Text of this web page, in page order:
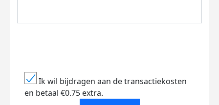
Ik wil bijdragen aan de transactiekosten
en betaal €0.75 extra.